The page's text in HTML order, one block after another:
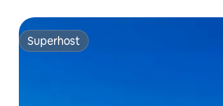
Superhost
Superhost